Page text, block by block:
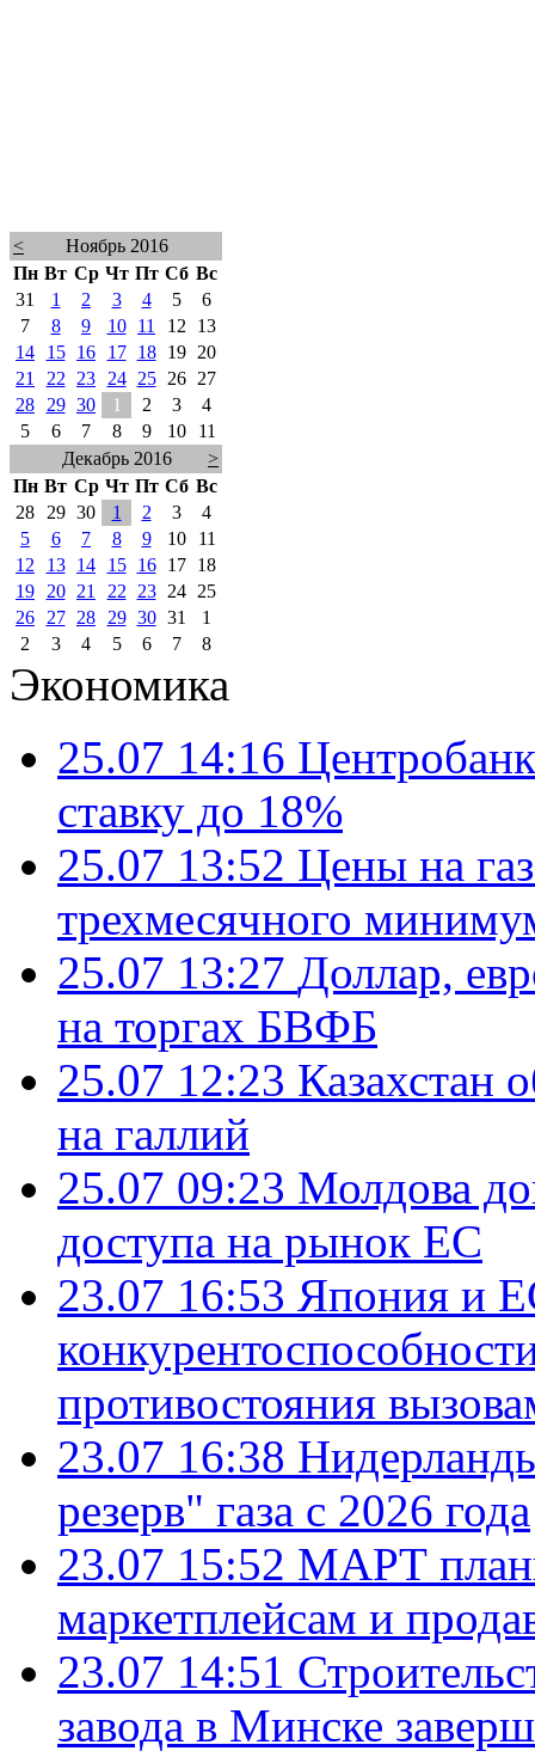
<
Ноябрь 2016
Пн Вт Ср Чт Пт Сб Вс
31
1 2 3 4 5
6
7
8 9 10 11 12
13
14
15 16 17 18 19
20
21
22 23 24 25 26
27
28
29 30 1 2 3
4
5
6 7 8 9 10
11
Декабрь 2016
>
Пн Вт Ср Чт Пт Сб Вс
28
29 30 1 2 3
4
5
6 7 8 9 10
11
12
13 14 15 16 17
18
19
20 21 22 23 24
25
26
27 28 29 30 31
1
2
3 4 5 6 7 8
Экономика
25.07 14:16
ставку до 18%
25.07 13:52 Цены на
трехмесячного
25.07 13:27 Доллар,
на торгах БВФБ
25.07 12:23 Казахстан
на галлий
25.07 09:23 Молдова
доступа на рынок ЕС
23.07 16:53 Япония и
противостояния
23.07 16:38
резерв" газа с 2026 года
23.07 15:52 МАРТ
маркетплейсам и
23.07 14:51
завода в Минске